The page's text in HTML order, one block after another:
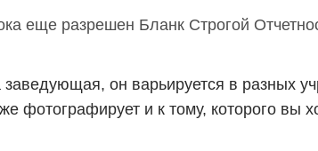
еще разрешен Бланк Строгой
он варьируется в разных
фотографирует и к тому, которого вы